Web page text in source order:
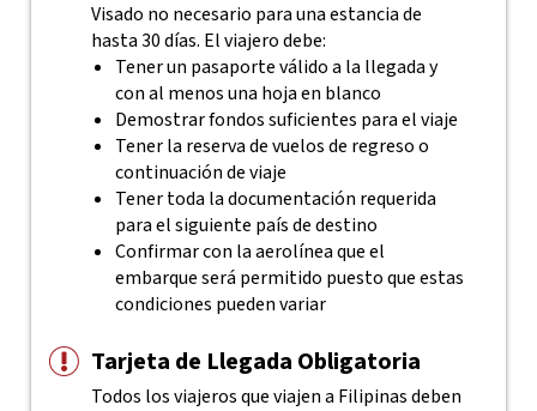
Visado no necesario para una estancia de
hasta 30 días. El viajero debe:
Tener un pasaporte válido a la llegada y
con al menos una hoja en blanco
Demostrar fondos suficientes para el viaje
Tener la reserva de vuelos de regreso o
continuación de viaje
Tener toda la documentación requerida
para el siguiente país de destino
Confirmar con la aerolínea que el
embarque será permitido puesto que estas
condiciones pueden variar
Tarjeta de Llegada Obligatoria
Todos los viajeros que viajen a Filipinas deben